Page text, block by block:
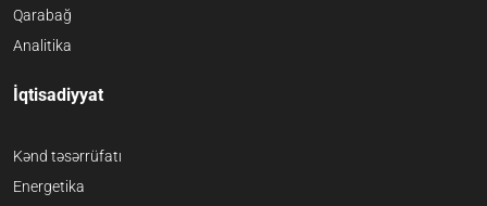
Qarabağ
Analitika
İqtisadiyyat
Kənd təsərrüfatı
Energetika